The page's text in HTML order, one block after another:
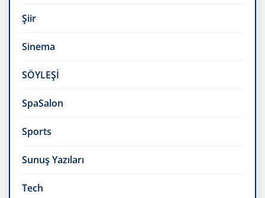
Şiir
Sinema
SÖYLEŞİ
SpaSalon
Sports
Sunuş Yazıları
Tech